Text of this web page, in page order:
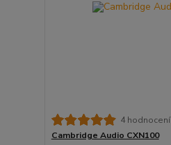
4 hodnocení
Cambridge Audio CXN100